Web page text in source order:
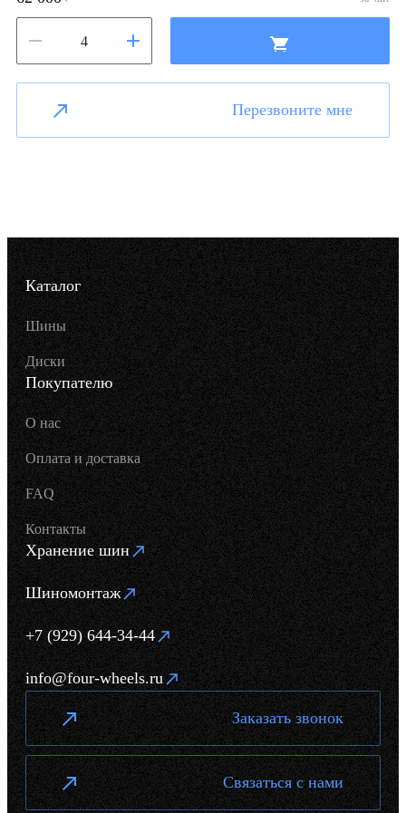
Перезвоните мне
Каталог
Шины
Диски
Покупателю
О нас
Оплата и доставка
FAQ
Контакты
Хранение шин
Шиномонтаж
+7 (929) 644-34-44
info@four-wheels.ru
Заказать звонок
Связаться с нами